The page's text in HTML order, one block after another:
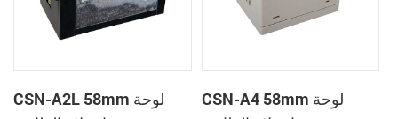
CSN-A2L 58mm لوحة
CSN-A4 58mm لوحة